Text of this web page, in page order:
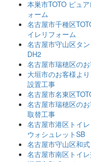
本巣市TOTO ピュ
ォーム
名古屋市千種区
イレリフォーム
名古屋市守山区タ
DH2
名古屋市瑞穂区の
大垣市のお客様よ
設置工事
名古屋市名東区
名古屋市瑞穂区の
取替工事
名古屋市港区トイ
ウォシュレットSB
名古屋市守山区和
名古屋市南区トイ